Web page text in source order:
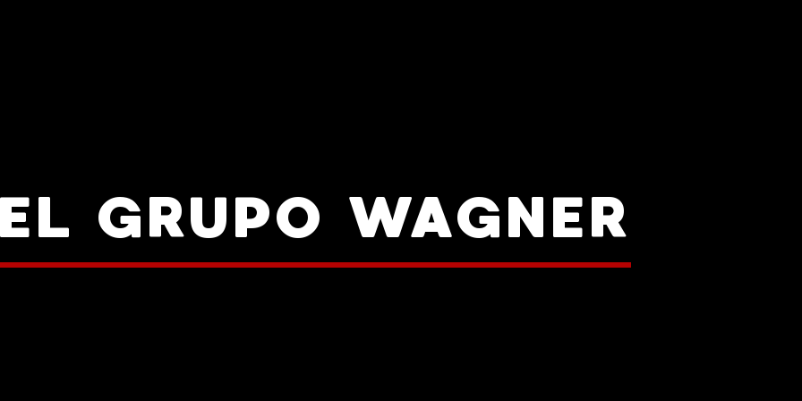
GRUPO WAGNER